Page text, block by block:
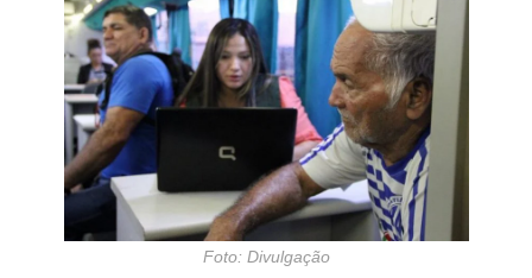
Foto: Divulgação